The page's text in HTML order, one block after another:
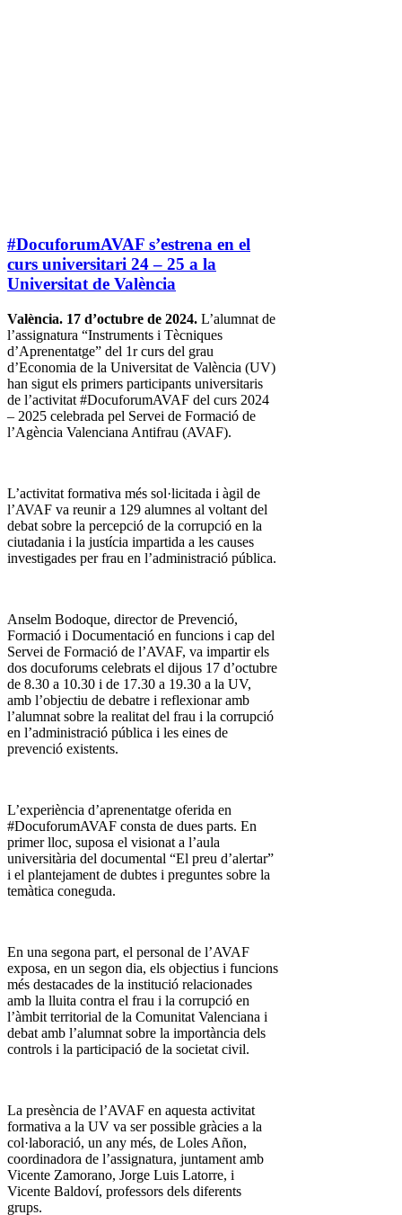
#DocuforumAVAF s’estrena en el
curs universitari 24 – 25 a la
Universitat de València
València. 17 d’octubre de 2024. L’alumnat de
l’assignatura “Instruments i Tècniques
d’Aprenentatge” del 1r curs del grau
d’Economia de la Universitat de València (UV)
han sigut els primers participants universitaris
de l’activitat #DocuforumAVAF del curs 2024
– 2025 celebrada pel Servei de Formació de
l’Agència Valenciana Antifrau (AVAF).
L’activitat formativa més sol·licitada i àgil de
l’AVAF va reunir a 129 alumnes al voltant del
debat sobre la percepció de la corrupció en la
ciutadania i la justícia impartida a les causes
investigades per frau en l’administració pública.
Anselm Bodoque, director de Prevenció,
Formació i Documentació en funcions i cap del
Servei de Formació de l’AVAF, va impartir els
dos docuforums celebrats el dijous 17 d’octubre
de 8.30 a 10.30 i de 17.30 a 19.30 a la UV,
amb l’objectiu de debatre i reflexionar amb
l’alumnat sobre la realitat del frau i la corrupció
en l’administració pública i les eines de
prevenció existents.
L’experiència d’aprenentatge oferida en
#DocuforumAVAF consta de dues parts. En
primer lloc, suposa el visionat a l’aula
universitària del documental “El preu d’alertar”
i el plantejament de dubtes i preguntes sobre la
temàtica coneguda.
En una segona part, el personal de l’AVAF
exposa, en un segon dia, els objectius i funcions
més destacades de la institució relacionades
amb la lluita contra el frau i la corrupció en
l’àmbit territorial de la Comunitat Valenciana i
debat amb l’alumnat sobre la importància dels
controls i la participació de la societat civil.
La presència de l’AVAF en aquesta activitat
formativa a la UV va ser possible gràcies a la
col·laboració, un any més, de Loles Añon,
coordinadora de l’assignatura, juntament amb
Vicente Zamorano, Jorge Luis Latorre, i
Vicente Baldoví, professors dels diferents
grups.